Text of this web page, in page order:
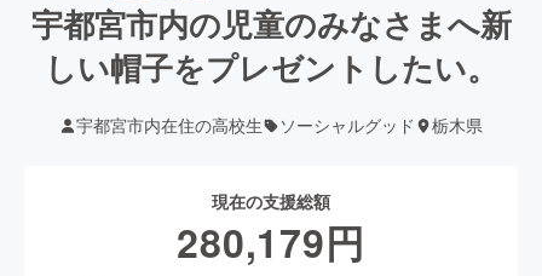
宇都宮市内の児童のみなさまへ新
しい帽子をプレゼントしたい。
宇都宮市内在住の高校生 ソーシャルグッド 栃木県
現在の支援総額
280,179円